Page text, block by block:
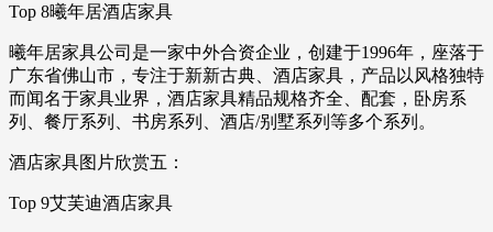
Top 8曦年居酒店家具
曦年居家具公司是一家中外合资企业，创建于1996年，座落于
广东省佛山市，专注于新新古典、酒店家具，产品以风格独特
而闻名于家具业界，酒店家具精品规格齐全、配套，卧房系
列、餐厅系列、书房系列、酒店/别墅系列等多个系列。
酒店家具图片欣赏五：
Top 9艾芙迪酒店家具